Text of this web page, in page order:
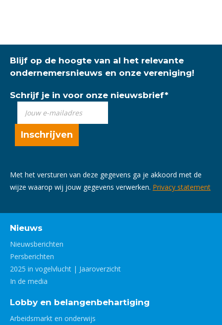
Blijf op de hoogte van al het relevante
ondernemersnieuws en onze vereniging!
Schrijf je in voor onze nieuwsbrief*
Met het versturen van deze gegevens ga je akkoord met de
wijze waarop wij jouw gegevens verwerken. Privacy statement
Nieuws
Nieuwsberichten
Persberichten
2025 in vogelvlucht | Jaaroverzicht
In de media
Lobby en belangenbehartiging
Arbeidsmarkt en onderwijs